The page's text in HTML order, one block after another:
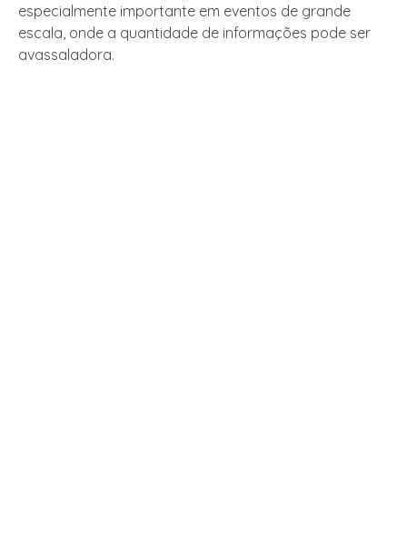
especialmente importante em eventos de grande
escala, onde a quantidade de informações pode ser
avassaladora.